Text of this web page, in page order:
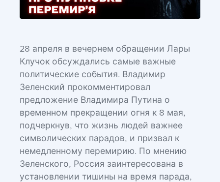
28 апреля в вечернем обращении Лары
Клучок обсуждались самые важные
политические события. Владимир
Зеленский прокомментировал
предложение Владимира Путина о
временном прекращении огня к 8 мая,
подчеркнув, что жизнь людей важнее
символических парадов, и призвал к
немедленному перемирию. По мнению
Зеленского, Россия заинтересована в
установлении тишины на время парада,